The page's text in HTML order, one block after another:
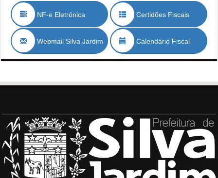
NF-e Eletrónica Certidões Fiscais
Webmail Silva Jardim Calendário Fiscal